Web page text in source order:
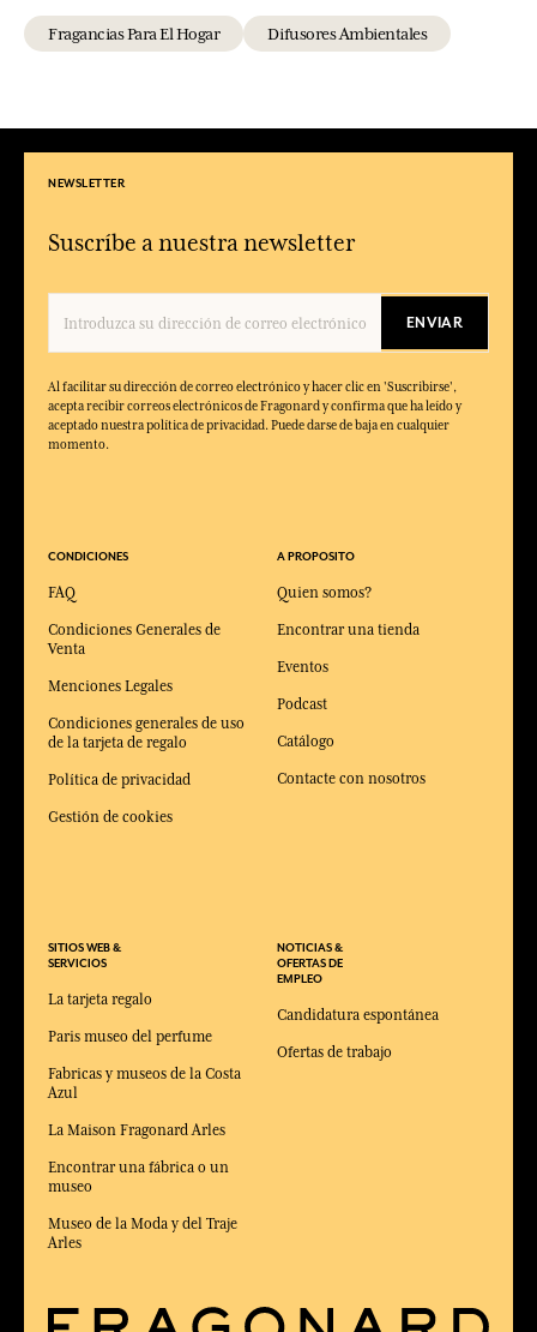
Fragancias Para El Hogar Difusores Ambientales
NEWSLETTER
Suscríbe a nuestra newsletter
ENVIAR
Al facilitar su dirección de correo electrónico y hacer clic en 'Suscribirse',
acepta recibir correos electrónicos de Fragonard y confirma que ha leído y
aceptado nuestra política de privacidad. Puede darse de baja en cualquier
momento.
CONDICIONES
FAQ
Condiciones Generales de
Venta
Menciones Legales
Condiciones generales de uso
de la tarjeta de regalo
Política de privacidad
Gestión de cookies
SITIOS WEB &
SERVICIOS
La tarjeta regalo
Paris museo del perfume
Fabricas y museos de la Costa
Azul
La Maison Fragonard Arles
Encontrar una fábrica o un
museo
Museo de la Moda y del Traje
Arles
A PROPOSITO
Quien somos?
Encontrar una tienda
Eventos
Podcast
Catálogo
Contacte con nosotros
NOTICIAS &
OFERTAS DE
EMPLEO
Candidatura espontánea
Ofertas de trabajo